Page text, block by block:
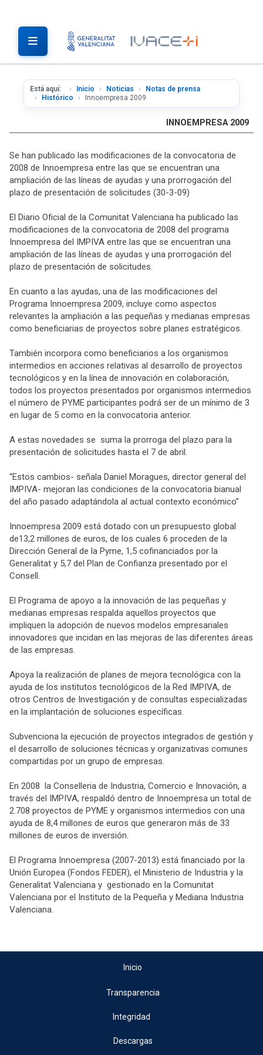
Está aquí: Inicio Noticias
Notas de prensa
Histórico
Innoempresa 2009
INNOEMPRESA 2009
Se han publicado las modificaciones de la convocatoria de
2008 de Innoempresa entre las que se encuentran una
ampliación de las líneas de ayudas y una prorrogación del
plazo de presentación de solicitudes (30-3-09)
El Diario Oficial de la Comunitat Valenciana ha publicado las
modificaciones de la convocatoria de 2008 del programa
Innoempresa del IMPIVA entre las que se encuentran una
ampliación de las líneas de ayudas y una prorrogación del
plazo de presentación de solicitudes.
En cuanto a las ayudas, una de las modificaciones del
Programa Innoempresa 2009, incluye como aspectos
relevantes la ampliación a las pequeñas y medianas empresas
como beneficiarias de proyectos sobre planes estratégicos.
También incorpora como beneficiarios a los organismos
intermedios en acciones relativas al desarrollo de proyectos
tecnológicos y en la línea de innovación en colaboración,
todos los proyectos presentados por organismos intermedios
el número de PYME participantes podrá ser de un mínimo de 3
en lugar de 5 como en la convocatoria anterior.
A estas novedades se suma la prorroga del plazo para la
presentación de solicitudes hasta el 7 de abril.
“Estos cambios- señala Daniel Moragues, director general del
IMPIVA- mejoran las condiciones de la convocatoria bianual
del año pasado adaptándola al actual contexto económico”
Innoempresa 2009 está dotado con un presupuesto global
de13,2 millones de euros, de los cuales 6 proceden de la
Dirección General de la Pyme, 1,5 cofinanciados por la
Generalitat y 5,7 del Plan de Confianza presentado por el
Consell.
El Programa de apoyo a la innovación de las pequeñas y
medianas empresas respalda aquellos proyectos que
impliquen la adopción de nuevos modelos empresariales
innovadores que incidan en las mejoras de las diferentes áreas
de las empresas.
Apoya la realización de planes de mejora tecnológica con la
ayuda de los institutos tecnológicos de la Red IMPIVA, de
otros Centros de Investigación y de consultas especializadas
en la implantación de soluciones específicas.
Subvenciona la ejecución de proyectos integrados de gestión y
el desarrollo de soluciones técnicas y organizativas comunes
compartidas por un grupo de empresas.
En 2008 la Conselleria de Industria, Comercio e Innovación, a
través del IMPIVA, respaldó dentro de Innoempresa un total de
2.708 proyectos de PYME y organismos intermedios con una
ayuda de 8,4 millones de euros que generaron más de 33
millones de euros de inversión.
El Programa Innoempresa (2007-2013) está financiado por la
Unión Europea (Fondos FEDER), el Ministerio de Industria y la
Generalitat Valenciana y gestionado en la Comunitat
Valenciana por el Instituto de la Pequeña y Mediana Industria
Valenciana.
Inicio
Transparencia
Integridad
Descargas